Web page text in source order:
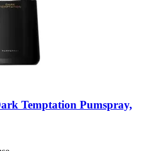
Temptation Pumspray,